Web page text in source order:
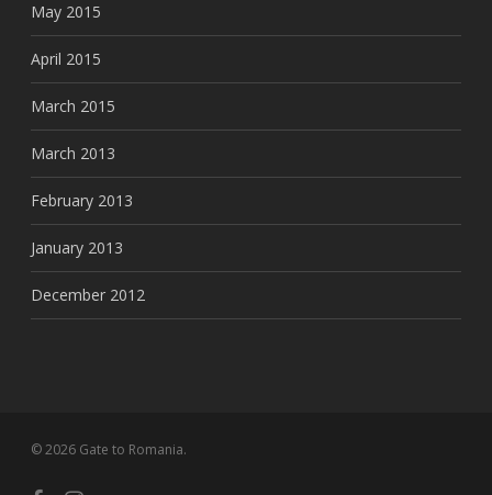
May 2015
April 2015
March 2015
March 2013
February 2013
January 2013
December 2012
© 2026 Gate to Romania.